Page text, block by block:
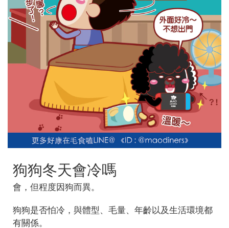
狗狗冬天會冷嗎
會，但程度因狗而異。
狗狗是否怕冷，與體型、毛量、年齡以及生活環境都
有關係。